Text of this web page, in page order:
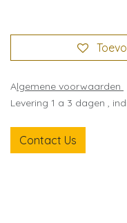
Algemene voorwaarden
Levering 1 a 3 dagen ,
Contact Us